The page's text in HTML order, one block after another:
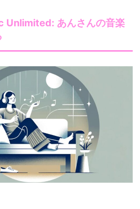
Unlimited: あんさんの音楽